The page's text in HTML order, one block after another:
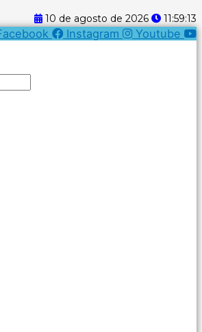
10 de agosto de 2026 11:59:14
Instagram Youtube